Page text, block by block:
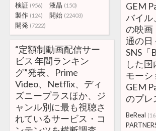
検証 (956) 液晶 (150)
製作 (124) 開始 (22403)
開発 (7222)
GEM
バイル
の映画
通の日
SNS「
した
モーシ
GEM
のプレ
BeReal
“定額制動画配信サー
ビス 年間ランキン
グ”発表、Prime
Video、Netflix、ディ
ズニープラスほか、ジ
ャンル別に最も視聴さ
れているサービス・コ